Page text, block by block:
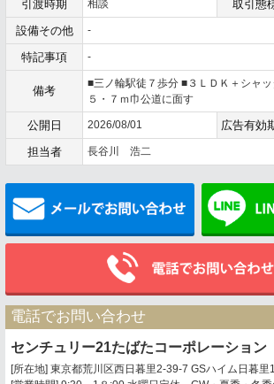
引渡時期 相談 取引態
設備その他 -
特記事項 -
備考
■三ノ輪駅徒７歩分 ■３ＬＤＫ＋シャ
５・７ｍ巾公道に面す
公開日 2026/08/01 広告有効
担当者 長谷川 浩二
メールでお問い
電話でお問い合わせ
センチュリー21たばたコーポレーション
[所在地] 東京都荒川区西日暮里2-39-7 GSハイム日暮里